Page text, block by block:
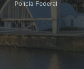
Polícia Federal